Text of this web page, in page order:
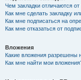
Чем закладки отличаются от
Как мне сделать закладку
Как мне подписаться на
Как мне отказаться от
Вложения
Какие вложения разрешены
Как мне найти мои